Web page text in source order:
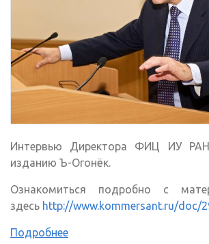
Интервью Директора ФИЦ ИУ
изданию Ъ-Огонёк.
Ознакомиться подробно с
здесь http://www.kommersant.ru/doc/
Подробнее